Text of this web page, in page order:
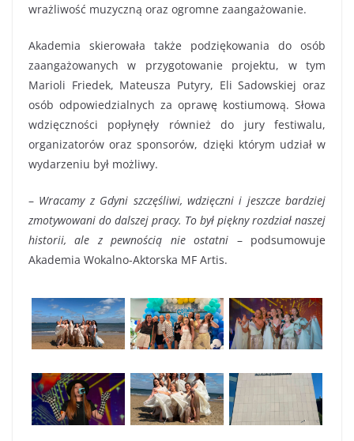
wrażliwość muzyczną oraz ogromne zaangażowanie.
Akademia skierowała także podziękowania do osób
zaangażowanych w przygotowanie projektu, w tym
Marioli Friedek, Mateusza Putyry, Eli Sadowskiej oraz
osób odpowiedzialnych za oprawę kostiumową. Słowa
wdzięczności popłynęły również do jury festiwalu,
organizatorów oraz sponsorów, dzięki którym udział w
wydarzeniu był możliwy.
– Wracamy z Gdyni szczęśliwi, wdzięczni i jeszcze bardziej
zmotywowani do dalszej pracy. To był piękny rozdział naszej
historii, ale z pewnością nie ostatni – podsumowuje
Akademia Wokalno-Aktorska MF Artis.